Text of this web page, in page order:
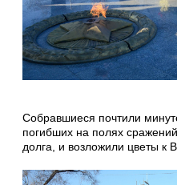
Собравшиеся почтили
погибших на полях
долга, и возложили цветы к